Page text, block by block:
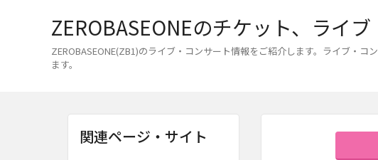
ZEROBASEONEのチケット、ライ
ZEROBASEONE(ZB1)のライブ・コンサート情報をご紹介します。ライブ・
ます。
関連ページ・サイト